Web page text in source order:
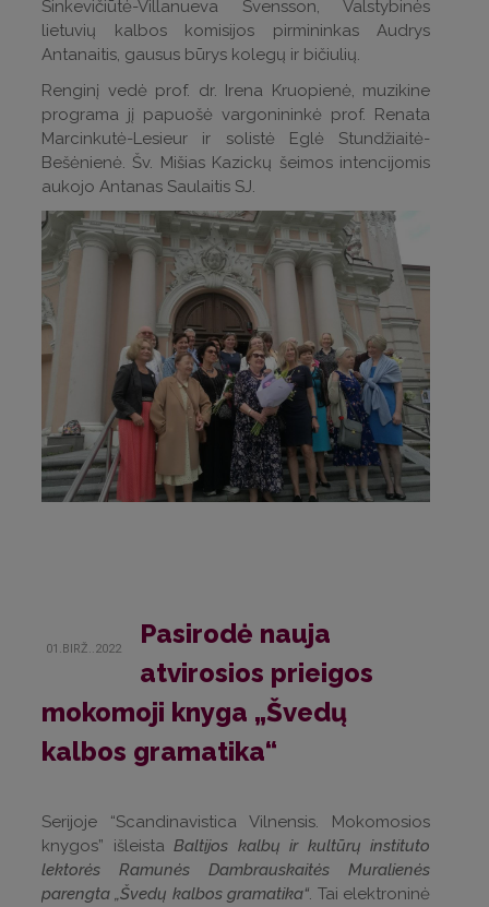
Sinkevičiūtė-Villanueva Svensson, Valstybinės
lietuvių kalbos komisijos pirmininkas Audrys
Antanaitis, gausus būrys kolegų ir bičiulių.
Renginį vedė prof. dr. Irena Kruopienė, muzikine
programa jį papuošė vargonininkė prof. Renata
Marcinkutė-Lesieur ir solistė Eglė Stundžiaitė-
Bešėnienė. Šv. Mišias Kazickų šeimos intencijomis
aukojo Antanas Saulaitis SJ.
01.BIRŽ..2022
Pasirodė nauja
atvirosios prieigos
mokomoji knyga „Švedų
kalbos gramatika“
Serijoje “Scandinavistica Vilnensis. Mokomosios
knygos” išleista Baltijos kalbų ir kultūrų instituto
lektorės Ramunės Dambrauskaitės Muralienės
parengta „Švedų kalbos gramatika“. Tai elektroninė